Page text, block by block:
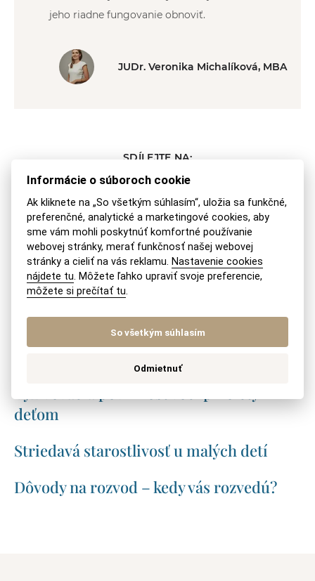
jeho riadne fungovanie obnoviť.
JUDr. Veronika Michalíková, MBA
SDÍLEJTE NA:
Podobné témy
Povinnosť informovať druhého rodiča –
práva a povinnosti
Ako dlho trvá vysporiadanie BSM – koľko
deťom
Striedavá starostlivosť u malých detí
Dôvody na rozvod – kedy vás rozvedú?
Informácie o súboroch cookie
Ak kliknete na „So všetkým súhlasím“, uložia sa funkčné,
preferenčné, analytické a marketingové cookies, aby
sme vám mohli poskytnúť komfortné používanie
webovej stránky, merať funkčnosť našej webovej
stránky a cieliť na vás reklamu. Nastavenie cookies
nájdete tu. Môžete ľahko upraviť svoje preferencie,
môžete si prečítať tu.
So všetkým súhlasím
Odmietnuť